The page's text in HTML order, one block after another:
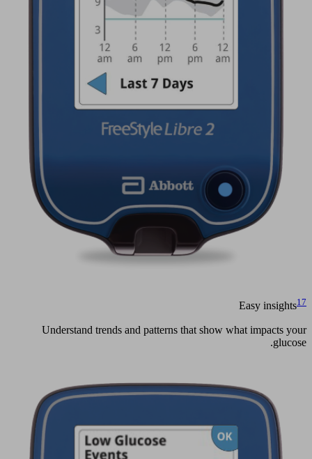
Easy insights17
Understand trends and patterns that show what impacts your
glucose.